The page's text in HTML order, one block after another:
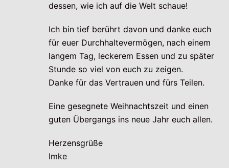
dessen, wie ich auf die Welt schaue!
Ich bin tief berührt davon und danke euch
für euer Durchhaltevermögen, nach einem
langem Tag, leckerem Essen und zu später
Stunde so viel von euch zu zeigen.
Danke für das Vertrauen und fürs Teilen.
Eine gesegnete Weihnachtszeit und einen
guten Übergangs ins neue Jahr euch allen.
Herzensgrüße
Imke